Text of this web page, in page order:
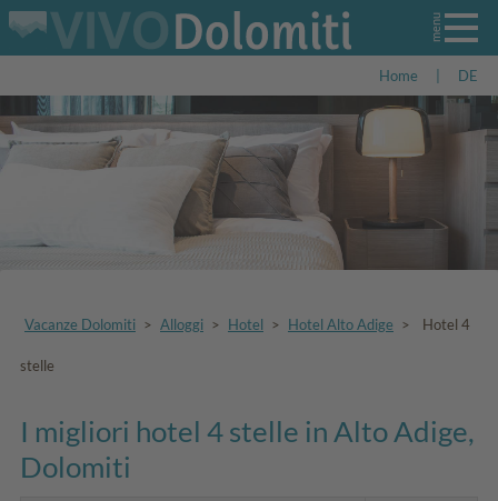
Home DE
Vacanze Dolomiti > Alloggi > Hotel > Hotel Alto Adige > Hotel 4
stelle
I migliori hotel 4 stelle in Alto Adige,
Dolomiti